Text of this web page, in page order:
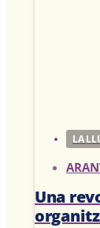
LA
Una